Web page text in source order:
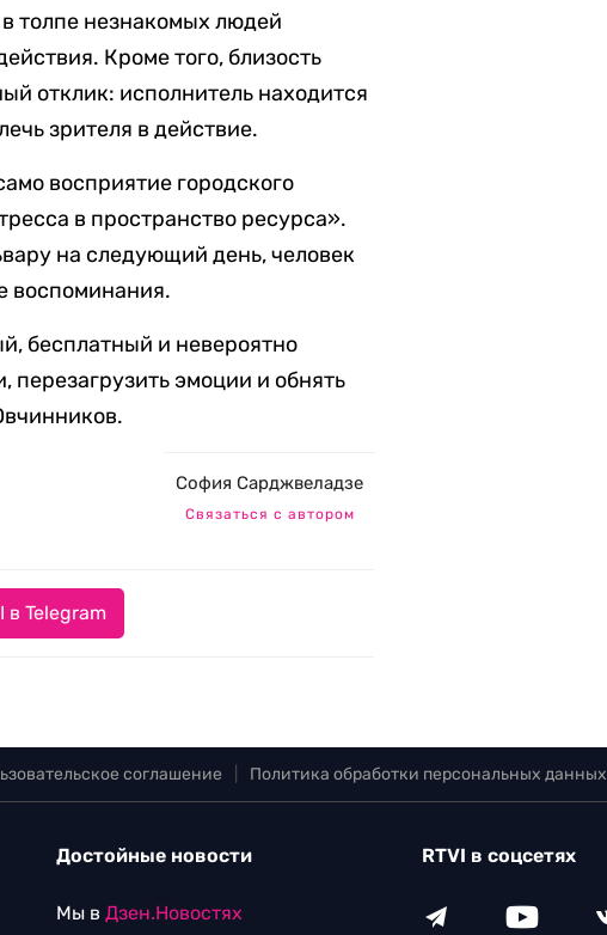
толпе незнакомых людей
Кроме того, близость
отклик: исполнитель находится
зрителя в действие.
восприятие городского
в пространство ресурса».
на следующий день, человек
воспоминания.
бесплатный и невероятно
перезагрузить эмоции и обнять
София Сарджвеладзе
Связаться с автором
в Telegram
соглашение Политика обработки персональных данных
Достойные новости
Мы в Дзен.Новостях
RTVI в соцсетях